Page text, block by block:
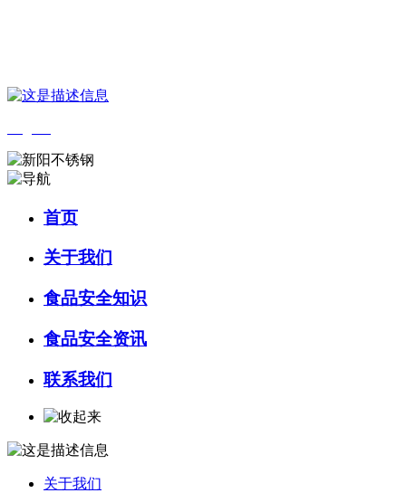
首页
关于我们
食品安全知识
食品安全资讯
联系我们
关于我们